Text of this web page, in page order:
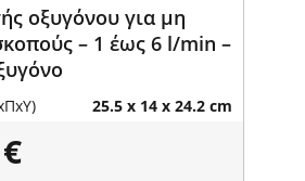
οξυγόνου για μη
– 1 έως 6 l/min –
25.5 x 14 x 24.2 cm